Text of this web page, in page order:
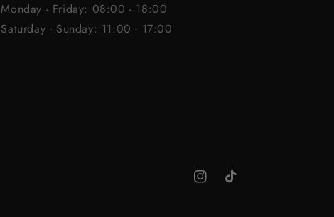
Monday - Friday: 08:00 - 18:00
Saturday - Sunday: 11:00 - 17:00
InstagramTikTok